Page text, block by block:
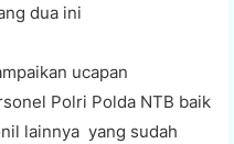
dua ini
ucapan
Polri Polda NTB baik
lainnya yang sudah